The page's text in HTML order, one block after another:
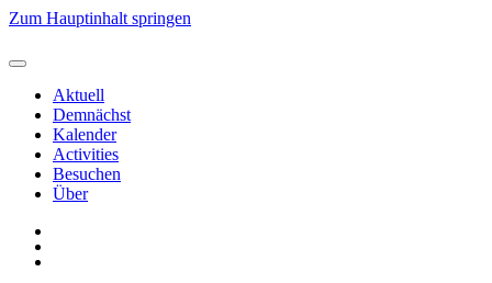
Zum Hauptinhalt springen
Aktuell
Demnächst
Kalender
Activities
Besuchen
Über